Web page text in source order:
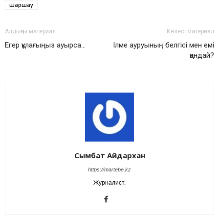
шаршау
Алдыңғы материал
Егер құлағыңыз ауырса…
Келесі материал
Ілме ауруының белгісі мен емі
қандай?
Сымбат Айдархан
https://martebe.kz
Журналист.